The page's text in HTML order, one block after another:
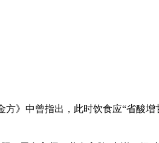
》中曾指出，此时饮食应“省酸